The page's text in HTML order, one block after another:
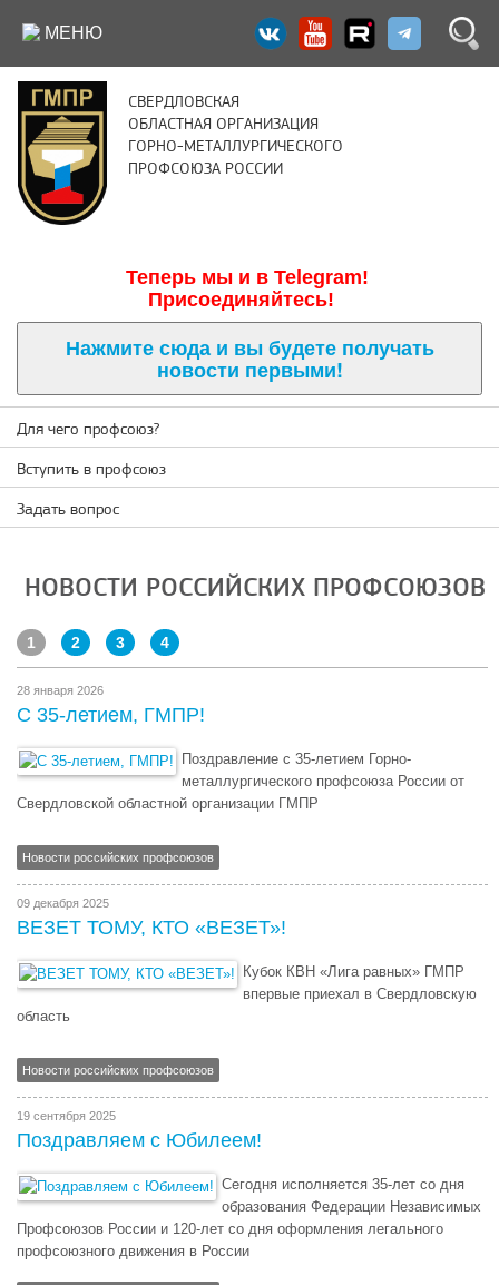
МЕНЮ
СВЕРДЛОВСКАЯ
ОБЛАСТНАЯ ОРГАНИЗАЦИЯ
ГОРНО-МЕТАЛЛУРГИЧЕСКОГО
ПРОФСОЮЗА РОССИИ
Теперь мы и в Telegram!
Присоединяйтесь!
Нажмите сюда и вы будете получать
новости первыми!
Для чего профсоюз?
Вступить в профсоюз
Задать вопрос
НОВОСТИ РОССИЙСКИХ ПРОФСОЮЗОВ
1 2 3 4
28 января 2026
С 35-летием, ГМПР!
Поздравление с 35-летием Горно-
металлургического профсоюза России от
Свердловской областной организации ГМПР
Новости российских профсоюзов
09 декабря 2025
ВЕЗЕТ ТОМУ, КТО «ВЕЗЕТ»!
Кубок КВН «Лига равных» ГМПР
впервые приехал в Свердловскую
область
Новости российских профсоюзов
19 сентября 2025
Поздравляем с Юбилеем!
Сегодня исполняется 35-лет со дня
образования Федерации Независимых
Профсоюзов России и 120-лет со дня оформления легального
профсоюзного движения в России